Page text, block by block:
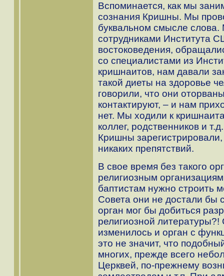
Вспоминается, как мы
сознания Кришны. Мы
буквальном смысле слова.
сотрудниками Института
востоковедения,
со специалистами из
кришнаитов, нам давали
такой диеты на здоровье
говорили, что они
контактируют, – и нам
нет. Мы ходили к
коллег, родственников и
Кришны
никаких препятствий.
В свое время без такого
религиозным
баптистам нужно строить
Совета они не достали бы
орган мог бы добиться
религиозной
изменилось и орган с
это не значит, что
многих, прежде всего
Церквей, по-прежнему